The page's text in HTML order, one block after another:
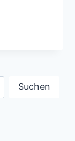
Suchen